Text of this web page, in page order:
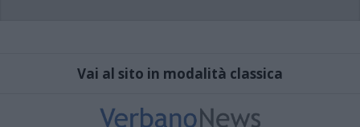
Vai al sito in modalità classica